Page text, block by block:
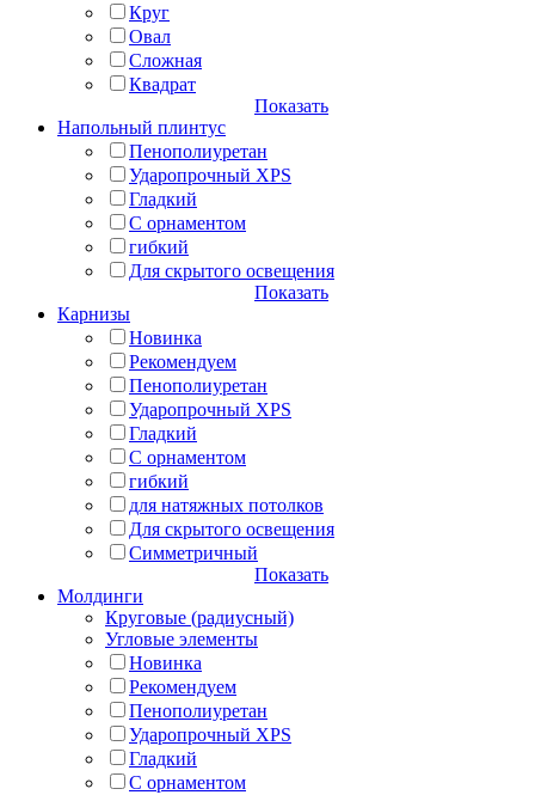
Круг
Овал
Сложная
Квадрат
Показать
Напольный плинтус
Пенополиуретан
Ударопрочный XPS
Гладкий
С орнаментом
гибкий
Для скрытого освещения
Показать
Карнизы
Новинка
Рекомендуем
Пенополиуретан
Ударопрочный XPS
Гладкий
С орнаментом
гибкий
для натяжных потолков
Для скрытого освещения
Симметричный
Показать
Молдинги
Круговые (радиусный)
Угловые элементы
Новинка
Рекомендуем
Пенополиуретан
Ударопрочный XPS
Гладкий
С орнаментом